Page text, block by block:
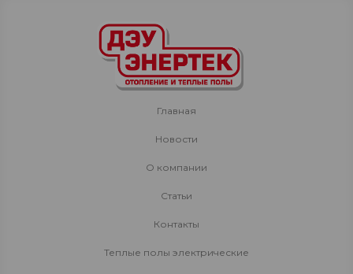
Главная
Новости
О компании
Статьи
Контакты
Теплые полы электрические